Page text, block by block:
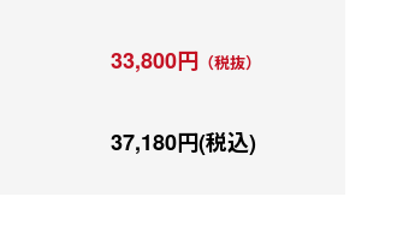
33,800円 （税抜）
37,180円(税込)